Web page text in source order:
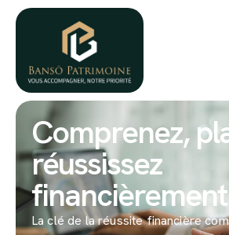
Comprenez,
réussissez
financièrement
La clé de la réussite financière